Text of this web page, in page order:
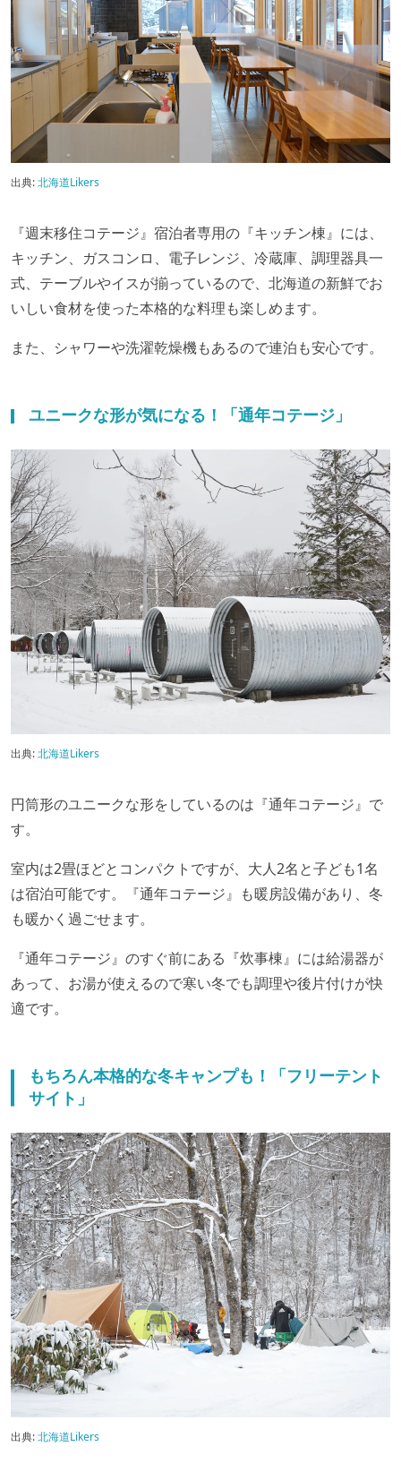
出典:北海道Likers
『週末移住コテージ』宿泊者専用の『キッチン棟』には、
キッチン、ガスコンロ、電子レンジ、冷蔵庫、調理器具一
式、テーブルやイスが揃っているので、北海道の新鮮でお
いしい食材を使った本格的な料理も楽しめます。
また、シャワーや洗濯乾燥機もあるので連泊も安心です。
ユニークな形が気になる！「通年コテージ」
出典:北海道Likers
円筒形のユニークな形をしているのは『通年コテージ』で
す。
室内は2畳ほどとコンパクトですが、大人2名と子ども1名
は宿泊可能です。『通年コテージ』も暖房設備があり、冬
も暖かく過ごせます。
『通年コテージ』のすぐ前にある『炊事棟』には給湯器が
あって、お湯が使えるので寒い冬でも調理や後片付けが快
適です。
もちろん本格的な冬キャンプも！「フリーテント
サイト」
出典:北海道Likers